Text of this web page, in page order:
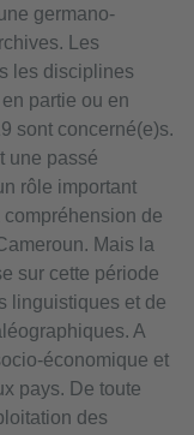
germano-
Les
les disciplines
partie ou en
sont concerné(e)s.
une passé
rôle important
de
Mais la
sur cette période
linguistiques et de
A
économique et
pays. De toute
des